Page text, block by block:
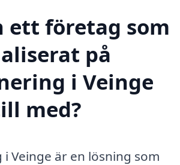
ett företag som
på
i Veinge
med?
Veinge är en lösning som